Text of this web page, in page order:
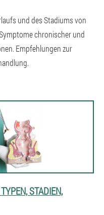
und des Stadiums von
chronischer und
Empfehlungen zur
STADIEN,